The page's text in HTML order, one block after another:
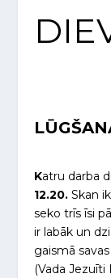
Katru darba
12.20. Skan
seko trīs īsi
ir labāk un
gaismā
(Vada